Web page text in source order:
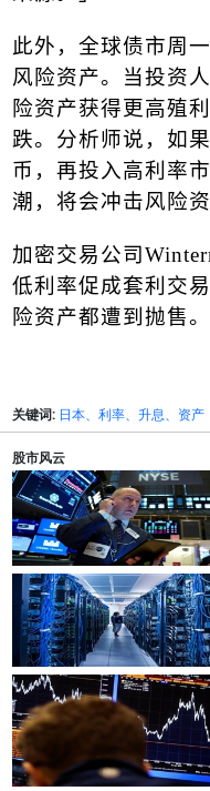
此外，全球债市周
风险资产。当投资
险资产获得更高殖
跌。分析师说，如
币，再投入高利率
潮，将会冲击风险资
加密交易公司
低利率促成套利交
险资产都遭到抛售。
关键词: 日本、利率、升息、资产
股市风云